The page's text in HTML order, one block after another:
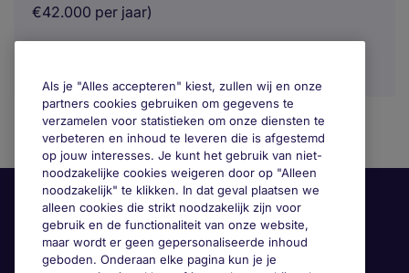
€42.000 per jaar)
Als je "Alles accepteren" kiest, zullen wij en onze
partners cookies gebruiken om gegevens te
verzamelen voor statistieken om onze diensten te
verbeteren en inhoud te leveren die is afgestemd
op jouw interesses. Je kunt het gebruik van niet-
noodzakelijke cookies weigeren door op "Alleen
noodzakelijk" te klikken. In dat geval plaatsen we
alleen cookies die strikt noodzakelijk zijn voor
gebruik en de functionaliteit van onze website,
maar wordt er geen gepersonaliseerde inhoud
geboden. Onderaan elke pagina kun je je